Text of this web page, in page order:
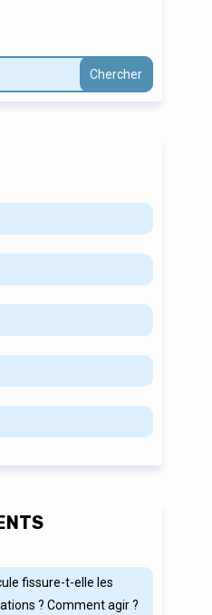
Chercher
fissure-t-elle les
? Comment agir ?